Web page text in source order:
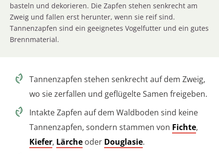
basteln und dekorieren. Die Zapfen stehen senkrecht am
Zweig und fallen erst herunter, wenn sie reif sind.
Tannenzapfen sind ein geeignetes Vogelfutter und ein gutes
Brennmaterial.
Tannenzapfen stehen senkrecht auf dem Zweig,
wo sie zerfallen und geflügelte Samen freigeben.
Intakte Zapfen auf dem Waldboden sind keine
Tannenzapfen, sondern stammen von Fichte,
Kiefer, Lärche oder Douglasie.